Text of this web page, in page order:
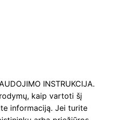
INSTRUKCIJA.
kaip vartoti šį
informaciją. Jei turite